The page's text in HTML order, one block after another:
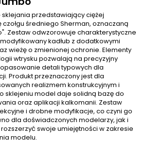
przedstawiający ciężej
średniego Sherman, oznaczaną
Zestaw odwzorowuje charakterystyczne
kadłub z dodatkowymi
wieżę o zmienionej ochronie. Elementy
wtrysku pozwalają na precyzyjny
detali typowych dla
Produkt przeznaczony jest dla
realizmem konstrukcyjnym i
sklejeniu model daje solidną bazę do
oraz aplikacji kalkomanii. Zestaw
i drobne modyfikacje, co czyni go
dla doświadczonych modelarzy, jak i
swoje umiejętności w zakresie
modelu.